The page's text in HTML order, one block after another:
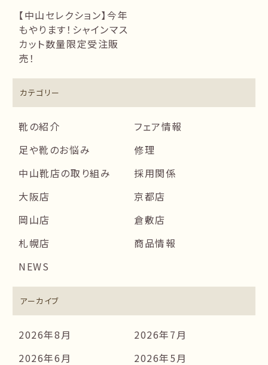
【中山セレクション】今年
もやります！シャインマス
カット数量限定受注販
売！
カテゴリー
靴の紹介
フェア情報
足や靴のお悩み
修理
中山靴店の取り組み
採用関係
大阪店
京都店
岡山店
倉敷店
札幌店
商品情報
NEWS
アーカイブ
2026年8月
2026年7月
2026年6月
2026年5月